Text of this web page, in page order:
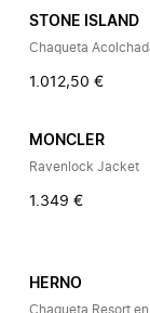
STONE ISLAND
Chaqueta
1.012,50 €
MONCLER
Ravenlock Jacket
1.349 €
HERNO